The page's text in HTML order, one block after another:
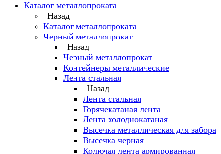
Каталог металлопроката
Назад
Каталог металлопроката
Черный металлопрокат
Назад
Черный металлопрокат
Контейнеры металлические
Лента стальная
Назад
Лента стальная
Горячекатаная лента
Лента холоднокатаная
Высечка металлическая для забора
Высечка черная
Колючая лента армированная